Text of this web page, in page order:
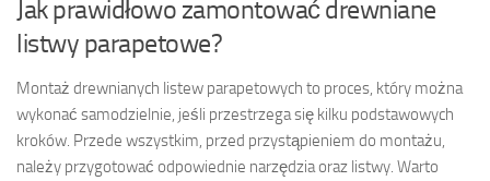
Jak prawidłowo zamontować drewniane
listwy parapetowe?
Montaż drewnianych listew parapetowych to proces, który można
wykonać samodzielnie, jeśli przestrzega się kilku podstawowych
kroków. Przede wszystkim, przed przystąpieniem do montażu,
należy przygotować odpowiednie narzędzia oraz listwy. Warto